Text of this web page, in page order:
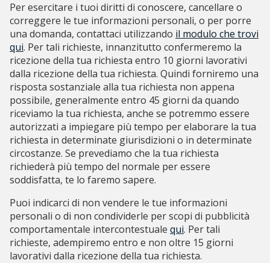
Per esercitare i tuoi diritti di conoscere, cancellare o
correggere le tue informazioni personali, o per porre
una domanda, contattaci utilizzando il modulo che trovi
qui. Per tali richieste, innanzitutto confermeremo la
ricezione della tua richiesta entro 10 giorni lavorativi
dalla ricezione della tua richiesta. Quindi forniremo una
risposta sostanziale alla tua richiesta non appena
possibile, generalmente entro 45 giorni da quando
riceviamo la tua richiesta, anche se potremmo essere
autorizzati a impiegare più tempo per elaborare la tua
richiesta in determinate giurisdizioni o in determinate
circostanze. Se prevediamo che la tua richiesta
richiederà più tempo del normale per essere
soddisfatta, te lo faremo sapere.
Puoi indicarci di non vendere le tue informazioni
personali o di non condividerle per scopi di pubblicità
comportamentale intercontestuale qui. Per tali
richieste, adempiremo entro e non oltre 15 giorni
lavorativi dalla ricezione della tua richiesta.